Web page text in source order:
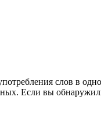
слов в
Если вы